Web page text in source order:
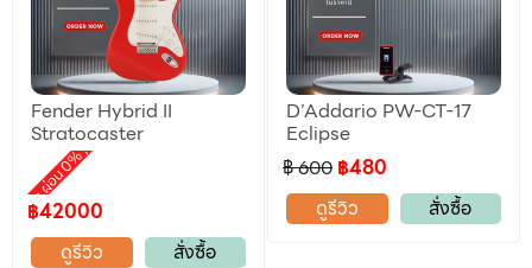
Fender Hybrid II
Stratocaster
ผ่อน 0%
,
ลดราคา
฿42000
ดูรีวิว
สั่งซื้อ
D’Addario PW-CT-17
Eclipse
฿ 600 ฿480
ดูรีวิว
สั่งซื้อ